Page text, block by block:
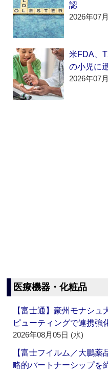
認
2026年07
米FDA、
の小児に
2026年07
医療機器・化粧品
【富士通】豪州モナシュ
ピューティングで連携強
2026年08月05日 (水)
【富士フイルム／大鵬
略的パートナーシップを